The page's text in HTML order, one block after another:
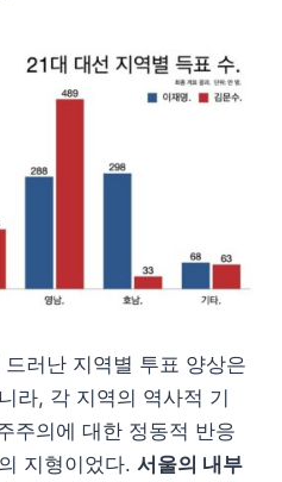
러난 지역별 투표 양상은
라, 각 지역의 역사적 기
주의에 대한 정동적 반응
지형이었다. 서울의 내부